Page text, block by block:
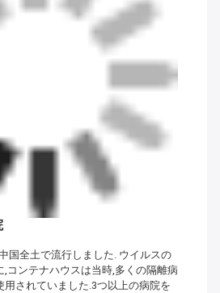
国全土で流行しました. ウイルスの
コンテナハウスは当時,多くの隔離病
用されていました.3つ以上の病院を